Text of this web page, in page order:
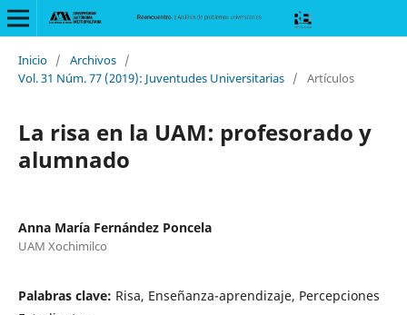
Inicio / Archivos /
Vol. 31 Núm. 77 (2019): Juventudes Universitarias / Artículos
La risa en la UAM: profesorado y
alumnado
Anna María Fernández Poncela
UAM Xochimilco
Palabras clave: Risa, Enseñanza-aprendizaje, Percepciones